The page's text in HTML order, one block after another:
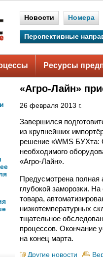
Новости Номера
Перспективные
Ресурсы
«Агро-Лайн»
26 февраля 2013 г.
Завершился
из крупнейших
решение «WMS БУХта:
необходимого
«Агро-Лайн».
Предусмотрена полная
глубокой заморозки.
товара,
низкотемпературных
тщательное
процессов. Окончание
на конец марта.
Другие новости